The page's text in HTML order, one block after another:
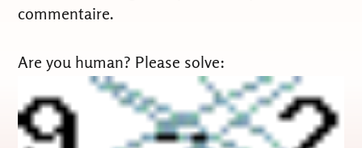
commentaire.
Are you human? Please solve: